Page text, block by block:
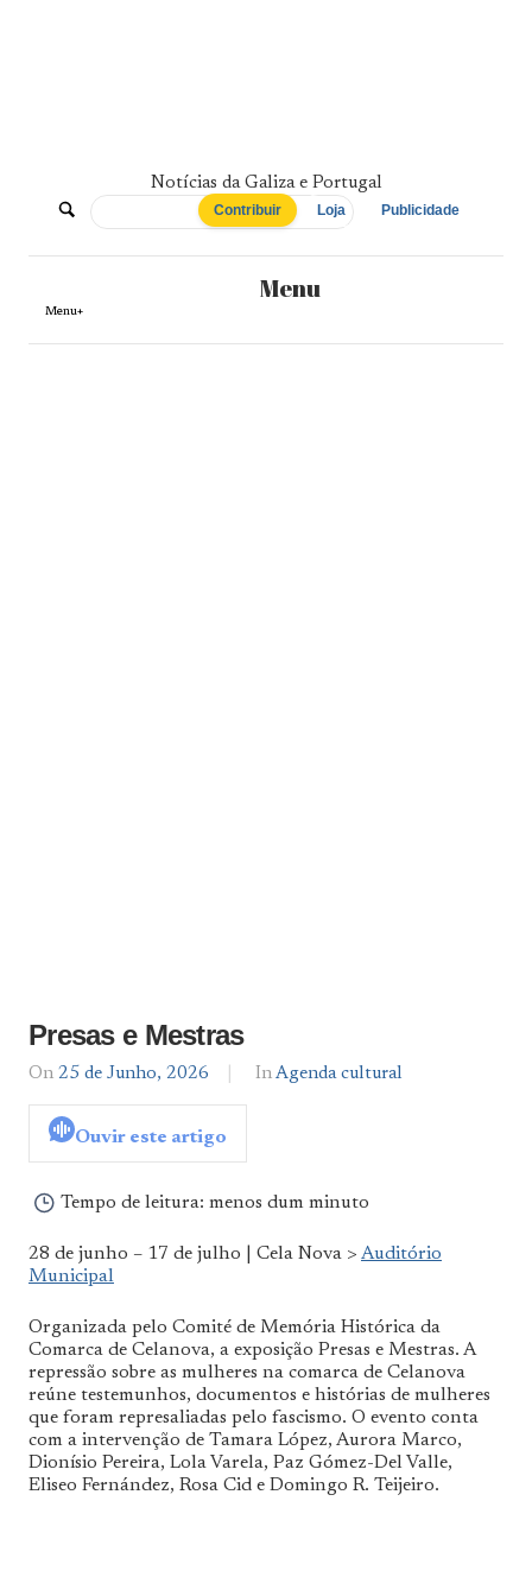
De
Norte
a
Notícias da Galiza e Portugal
Contribuir Loja Publicidade
Menu
Menu+
Presas e Mestras
On 25 de Junho, 2026
By
In Agenda cultural
Ouvir este artigo
Tempo de leitura: menos dum minuto
28 de junho – 17 de julho | Cela Nova > Auditório
Municipal
Organizada pelo Comité de Memória Histórica da
Comarca de Celanova, a exposição Presas e Mestras. A
repressão sobre as mulheres na comarca de Celanova
reúne testemunhos, documentos e histórias de mulheres
que foram represaliadas pelo fascismo. O evento conta
com a intervenção de Tamara López, Aurora Marco,
Dionísio Pereira, Lola Varela, Paz Gómez-Del Valle,
Eliseo Fernández, Rosa Cid e Domingo R. Teijeiro.